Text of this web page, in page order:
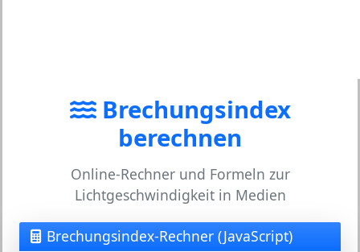
Brechungsindex
berechnen
Online-Rechner und Formeln zur
Lichtgeschwindigkeit in Medien
Brechungsindex-Rechner (JavaScript)